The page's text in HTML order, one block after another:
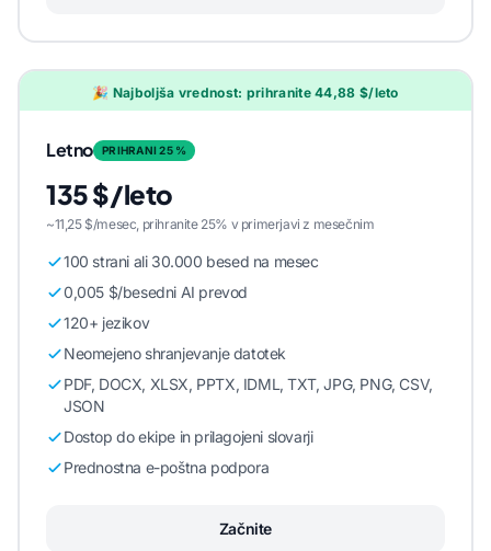
🎉 Najboljša vrednost: prihranite 44,88 $/leto
Letno PRIHRANI 25 %
135 $/leto
~11,25 $/mesec, prihranite 25% v primerjavi z mesečnim
100 strani ali 30.000 besed na mesec
0,005 $/besedni AI prevod
120+ jezikov
Neomejeno shranjevanje datotek
PDF, DOCX, XLSX, PPTX, IDML, TXT, JPG, PNG, CSV,
JSON
Dostop do ekipe in prilagojeni slovarji
Prednostna e-poštna podpora
Začnite